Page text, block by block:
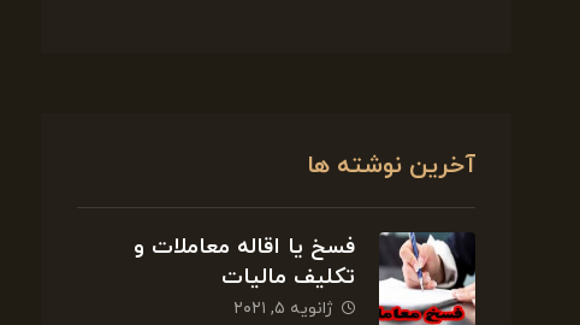
آخرین نوشته ها
فسخ یا اقاله معاملات و
تکلیف مالیات
ژانویه ۵, ۲۰۲۱